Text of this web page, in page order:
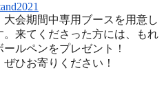
大会期間中専用ブースを用意し
来てくださった方には、
もれ
ルペンをプレゼント！
ひお寄りください！